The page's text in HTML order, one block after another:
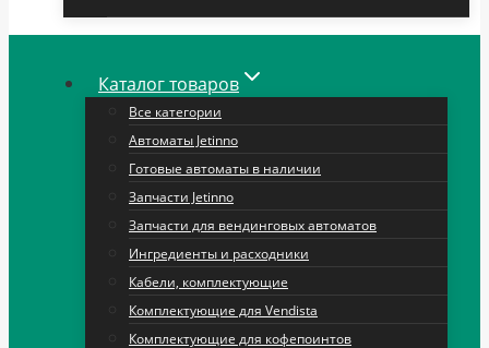
Каталог товаров
Все категории
Автоматы Jetinno
Готовые автоматы в наличии
Запчасти Jetinno
Запчасти для вендинговых автоматов
Ингредиенты и расходники
Кабели, комплектующие
Комплектующие для Vendista
Комплектующие для кофепоинтов